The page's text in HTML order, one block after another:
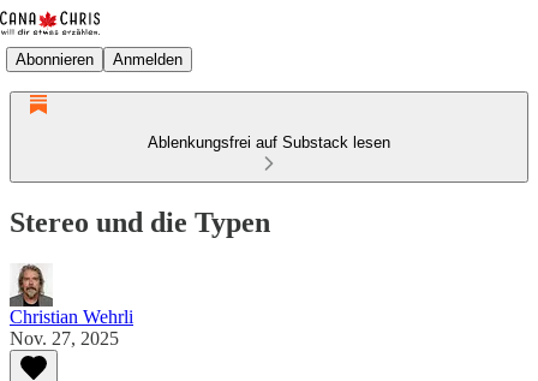
Abonnieren Anmelden
Ablenkungsfrei auf Substack lesen
Stereo und die Typen
Christian Wehrli
Nov. 27, 2025